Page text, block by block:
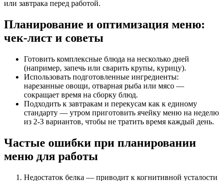
или завтрака перед работой.
Планирование и оптимизация меню:
чек-лист и советы
Готовить комплексные блюда на несколько дней
(например, запечь или сварить крупы, курицу).
Использовать подготовленные ингредиенты:
нарезанные овощи, отварная рыба или мясо —
сокращает время на сборку блюд.
Подходить к завтракам и перекусам как к единому
стандарту — утром приготовить ячейку меню на неделю
из 2-3 вариантов, чтобы не тратить время каждый день.
Частые ошибки при планировании
меню для работы
Недостаток белка — приводит к когнитивной усталости